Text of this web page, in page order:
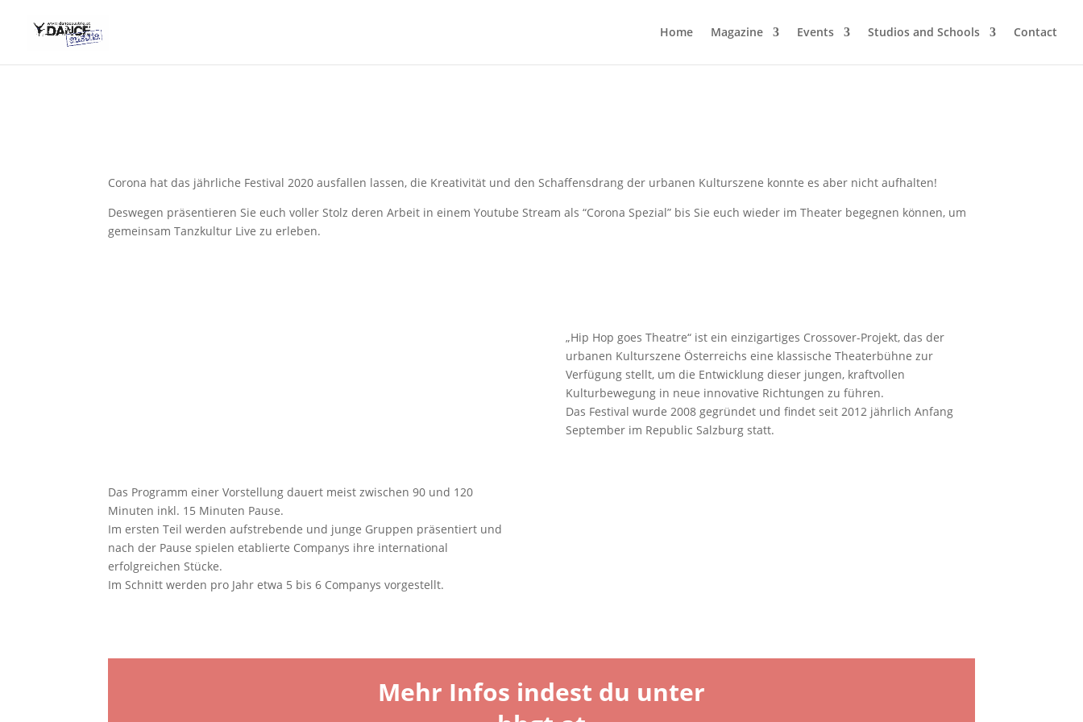
Home Magazine Events Studios and Schools Contact
Corona hat das jährliche Festival 2020 ausfallen lassen, die Kreativität und den Schaffensdrang der urbanen Kulturszene konnte es aber nicht aufhalten!
Deswegen präsentieren Sie euch voller Stolz deren Arbeit in einem Youtube Stream als “Corona Spezial” bis Sie euch wieder im Theater begegnen können, um
gemeinsam Tanzkultur Live zu erleben.
„Hip Hop goes Theatre“ ist ein einzigartiges Crossover-Projekt, das der
urbanen Kulturszene Österreichs eine klassische Theaterbühne zur
Verfügung stellt, um die Entwicklung dieser jungen, kraftvollen
Kulturbewegung in neue innovative Richtungen zu führen.
Das Festival wurde 2008 gegründet und findet seit 2012 jährlich Anfang
September im Republic Salzburg statt.
Das Programm einer Vorstellung dauert meist zwischen 90 und 120
Minuten inkl. 15 Minuten Pause.
Im ersten Teil werden aufstrebende und junge Gruppen präsentiert und
nach der Pause spielen etablierte Companys ihre international
erfolgreichen Stücke.
Im Schnitt werden pro Jahr etwa 5 bis 6 Companys vorgestellt.
Mehr Infos indest du unter